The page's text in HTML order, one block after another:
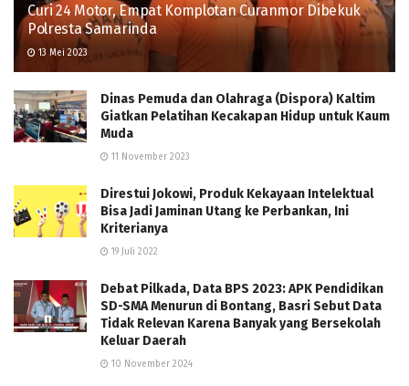
Curi 24 Motor, Empat Komplotan Curanmor Dibekuk
Polresta Samarinda
13 Mei 2023
Dinas Pemuda dan Olahraga (Dispora) Kaltim
Giatkan Pelatihan Kecakapan Hidup untuk Kaum
Muda
11 November 2023
Direstui Jokowi, Produk Kekayaan Intelektual
Bisa Jadi Jaminan Utang ke Perbankan, Ini
Kriterianya
19 Juli 2022
Debat Pilkada, Data BPS 2023: APK Pendidikan
SD-SMA Menurun di Bontang, Basri Sebut Data
Tidak Relevan Karena Banyak yang Bersekolah
Keluar Daerah
10 November 2024